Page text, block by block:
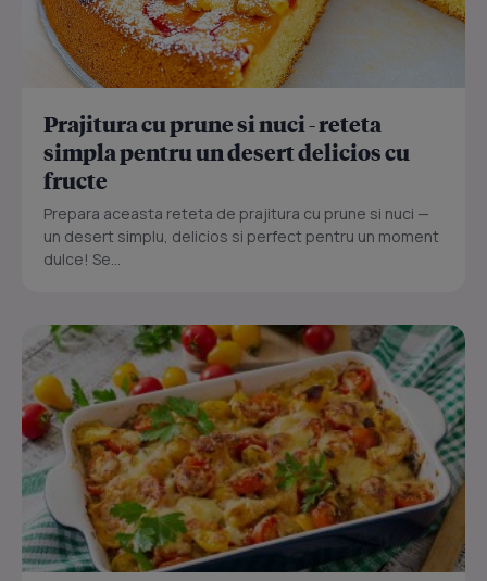
Prajitura cu prune si nuci - reteta
simpla pentru un desert delicios cu
fructe
Prepara aceasta reteta de prajitura cu prune si nuci —
un desert simplu, delicios si perfect pentru un moment
dulce! Se...